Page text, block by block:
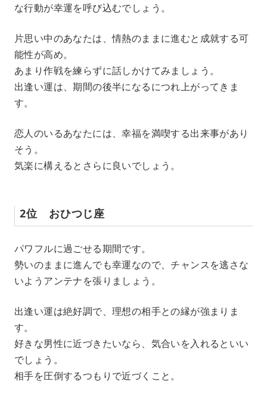
な行動が幸運を呼び込むでしょう。
片思い中のあなたは、情熱のままに進むと成就する可
能性が高め。
あまり作戦を練らずに話しかけてみましょう。
出逢い運は、期間の後半になるにつれ上がってきま
す。
恋人のいるあなたには、幸福を満喫する出来事があり
そう。
気楽に構えるとさらに良いでしょう。
2位 おひつじ座
パワフルに過ごせる期間です。
勢いのままに進んでも幸運なので、チャンスを逃さな
いようアンテナを張りましょう。
出逢い運は絶好調で、理想の相手との縁が強まりま
す。
好きな男性に近づきたいなら、気合いを入れるといい
でしょう。
相手を圧倒するつもりで近づくこと。